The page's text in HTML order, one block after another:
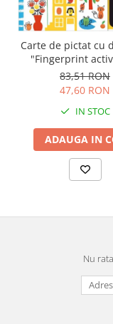
Carte de pictat cu
"Fingerprint
Usborne
83,51 RON
47,60 RON
IN STOC
ADAUGA IN
Nu